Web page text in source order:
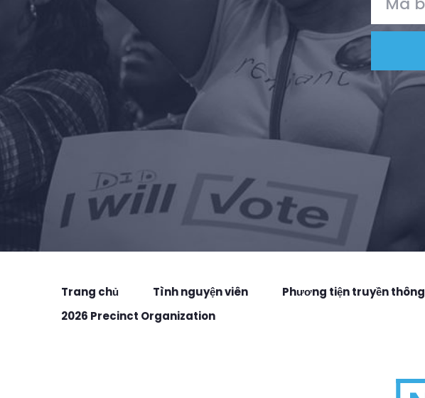
Trang chủ Tình nguyện viên Phương tiện truyền thông
2026 Precinct Organization